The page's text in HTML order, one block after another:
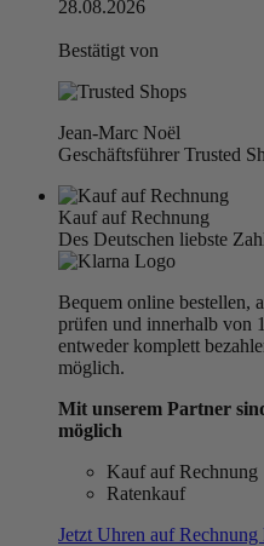
28.08.2026
Bestätigt von
Jean-Marc Noël
Geschäftsführer Trusted
Kauf auf Rechnung
Des Deutschen liebste
Bequem online bestellen,
prüfen und innerhalb von
entweder komplett
möglich.
Mit unserem Partner
möglich
Kauf auf Rechnung
Ratenkauf
Jetzt Uhren auf Rechnung